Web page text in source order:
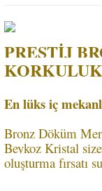
PRESTİJ
En lüks iç
Bronz Döküm
Beykoz Kristal
oluşturma fırsatı